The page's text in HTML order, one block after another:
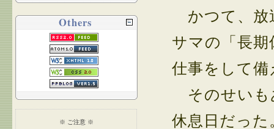
かつて、放
サマの「長
仕事をして備
そのせいも
休息日だった
Others
※ ご注意 ※